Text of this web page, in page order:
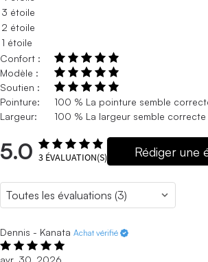
3 étoile
2 étoile
1 étoile
Confort :
Modèle :
Soutien :
Pointure:
100 % La pointure semble
Largeur:
100 % La largeur semble correcte
5.0 3 ÉVALUATION(S) Rédiger une
Dennis - Kanata Achat vérifié